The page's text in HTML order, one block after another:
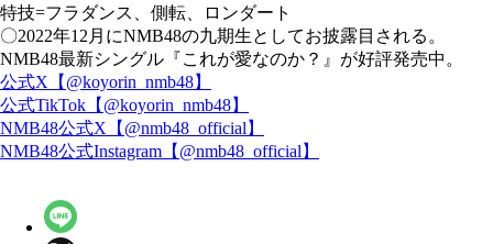
特技=フラダンス、側転、ロンダート
〇2022年12月にNMB48の九期生としてお披露目される。
NMB48最新シングル『これが愛なのか？』が好評発売中。
公式X【@koyorin_nmb48】
公式TikTok【@koyorin_nmb48】
NMB48公式X【@nmb48_official】
NMB48公式Instagram【@nmb48_official】